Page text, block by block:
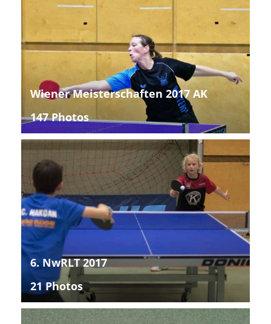
Wiener Meisterschaften 2017 AK
147 Photos
6. NwRLT 2017
21 Photos